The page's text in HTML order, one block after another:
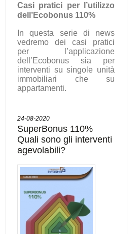
Casi pratici per l’utilizzo
dell’Ecobonus 110%
In questa serie di news
vedremo dei casi pratici
per l’applicazione
dell’Ecobonus sia per
interventi su singole unità
immobiliari che su
appartamenti.
24-08-2020
SuperBonus 110%
Quali sono gli interventi
agevolabili?